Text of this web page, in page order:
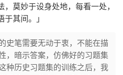
莫妙于设身处地，每看一处，
其间。」
史笔需要无动于衷，不能在描
，暗示答案，仿佛好的习题集
种历史习题集的训练之后，我